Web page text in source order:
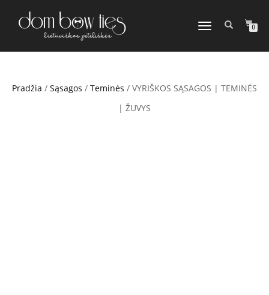
TOGGLE
0
Pradžia / Sąsagos / Teminės / VYRIŠKOS SĄSAGOS | TEMINĖS
| ŽUVYS